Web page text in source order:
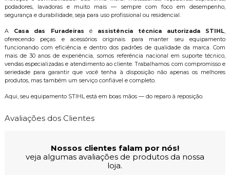
podadores, lavadoras e muito mais — sempre com foco em desempenho,
segurança e durabilidade, seja para uso profissional ou residencial.
A Casa das Furadeiras é assistência técnica autorizada STIHL,
oferecendo peças e acessórios originais para manter seu equipamento
funcionando com eficiência e dentro dos padrões de qualidade da marca. Com
mais de 30 anos de experiência, somos referência nacional em suporte técnico,
vendas especializadas e atendimento ao cliente. Trabalhamos com compromisso e
seriedade para garantir que você tenha à disposição não apenas os melhores
produtos, mas também um serviço confiável e completo.
Aqui, seu equipamento STIHL está em boas mãos — do reparo à reposição.
Avaliações dos Clientes
Nossos clientes falam por nós!
veja algumas avaliações de produtos da nossa
loja.